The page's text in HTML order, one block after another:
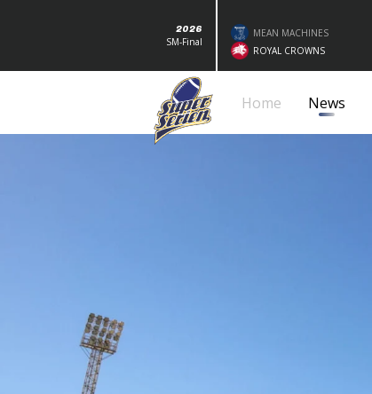
2026
SM-Final
MEAN MACHINES
ROYAL CROWNS
Home News